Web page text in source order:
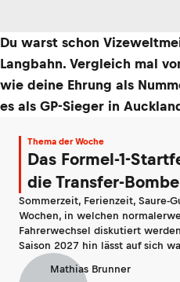
Du warst schon
Langbahn. Vergleich mal
wie deine Ehrung als
es als GP-Sieger in
Thema der Woche
Das Formel-1-
die Transfer-
Sommerzeit, Ferienzeit, Saure-
Wochen, in welchen
Fahrerwechsel diskutiert
Saison 2027 hin lässt auf sich
Mathias Brunner